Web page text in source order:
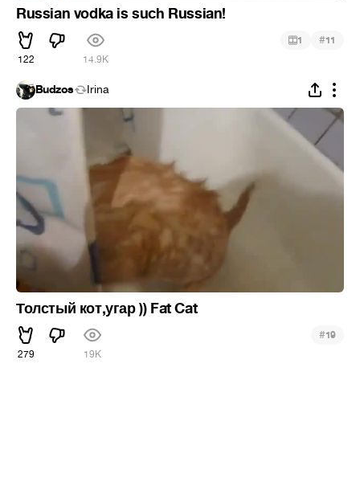
Russian vodka is such Russian!
122 14.9K
1 #11
Budzos Irina
Толстый кот,угар )) Fat Cat
279 19K
#19